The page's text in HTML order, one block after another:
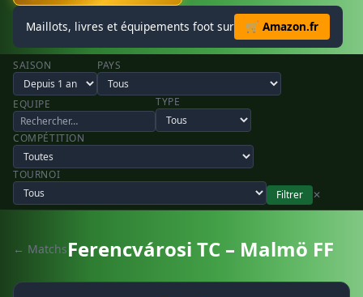
Maillots, livres et équipements foot sur 🛒 Amazon.fr
SAISON PAYS
EQUIPE TYPE
COMPÉTITION
TOURNOI
Filtrer
✕
← MatchsFerencvárosi TC – Malmö FF